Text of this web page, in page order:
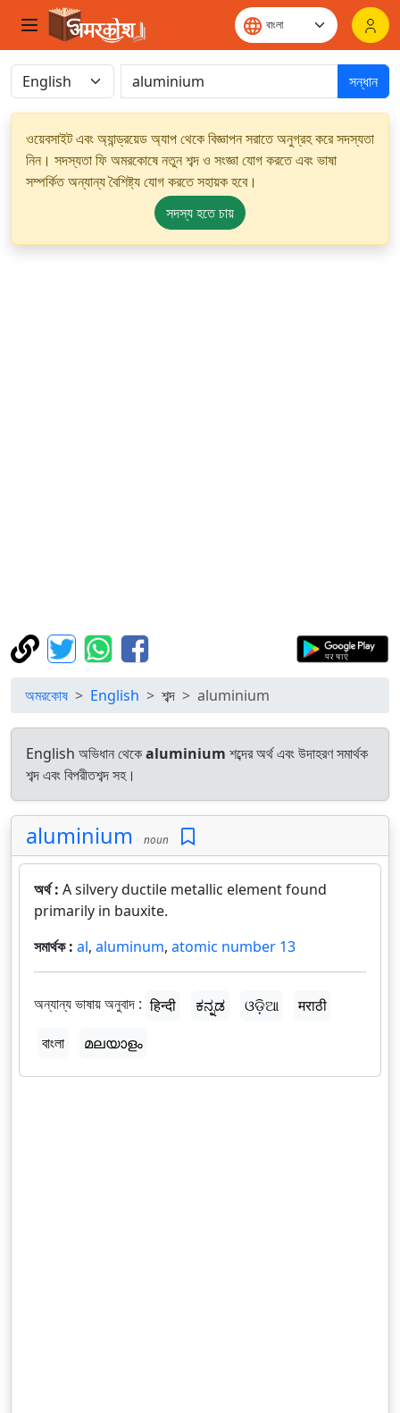
সন্ধান
ওয়েবসাইট এবং অ্যান্ড্রয়েড অ্যাপ থেকে বিজ্ঞাপন সরাতে অনুগ্রহ করে সদস্যতা
নিন। সদস্যতা ফি অমরকোষে নতুন শব্দ ও সংজ্ঞা যোগ করতে এবং ভাষা
সম্পর্কিত অন্যান্য বৈশিষ্ট্য যোগ করতে সহায়ক হবে।
সদস্য হতে চায়
অমরকোষ English শব্দ aluminium
English অভিধান থেকেaluminium শব্দের অর্থ এবং উদাহরণ সমার্থক
শব্দ এবং বিপরীতশব্দ সহ।
aluminium noun
অর্থ : A silvery ductile metallic element found
primarily in bauxite.
সমার্থক : al, aluminum, atomic number 13
অন্যান্য ভাষায় অনুবাদ : हिन्दी ಕನ್ನಡ ଓଡ଼ିଆ
मराठी
বাংলা
മലയാളം